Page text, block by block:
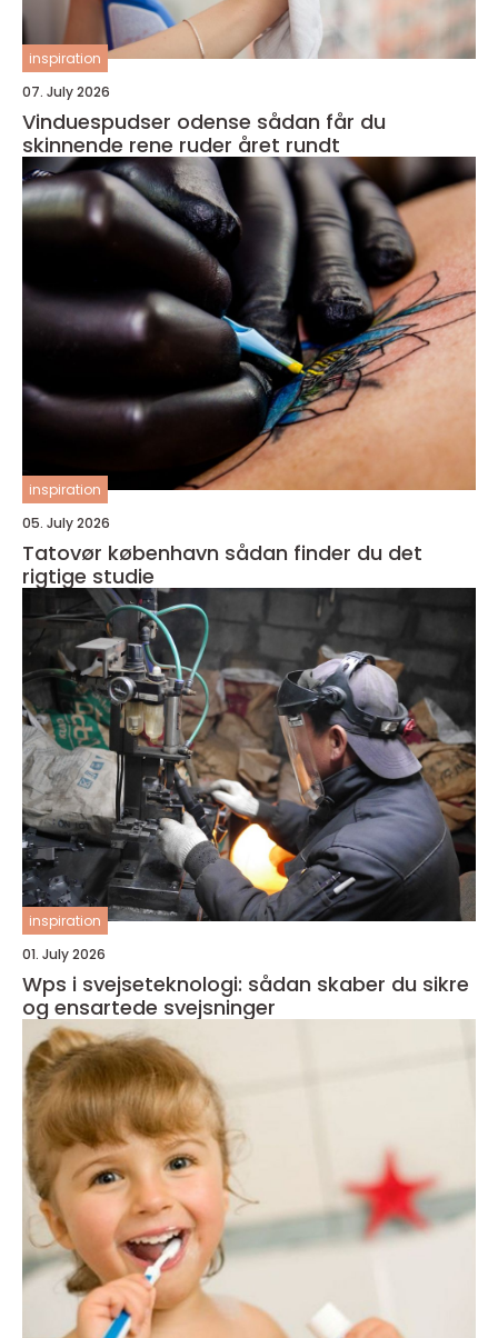
inspiration
07. July 2026
Vinduespudser odense sådan får du
skinnende rene ruder året rundt
inspiration
05. July 2026
Tatovør københavn sådan finder du det
rigtige studie
inspiration
01. July 2026
Wps i svejseteknologi: sådan skaber du sikre
og ensartede svejsninger